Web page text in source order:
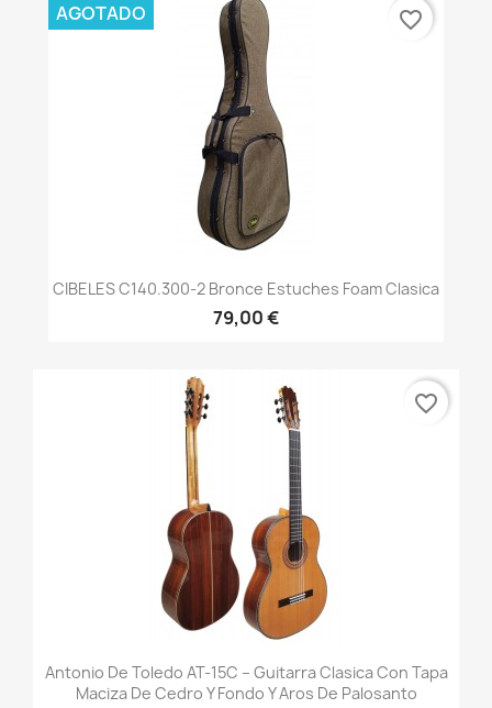
CIBELES C140.300-2 Bronce Estuches Foam Clasica
79,00 €
AGOTADO favorite_border
Antonio De Toledo AT-15C – Guitarra Clasica Con Tapa
Maciza De Cedro Y Fondo Y Aros De Palosanto
favorite_border